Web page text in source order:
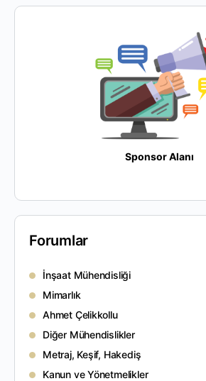
Sponsor Alanı
Forumlar
İnşaat Mühendisliği
Mimarlık
Ahmet Çelikkollu
Diğer Mühendislikler
Metraj, Keşif, Hakediş
Kanun ve Yönetmelikler